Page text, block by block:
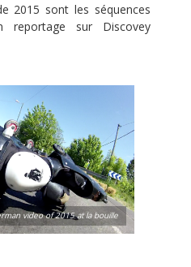
2015 sont les séquences
reportage sur Discovey
video of 2015 at la bouille